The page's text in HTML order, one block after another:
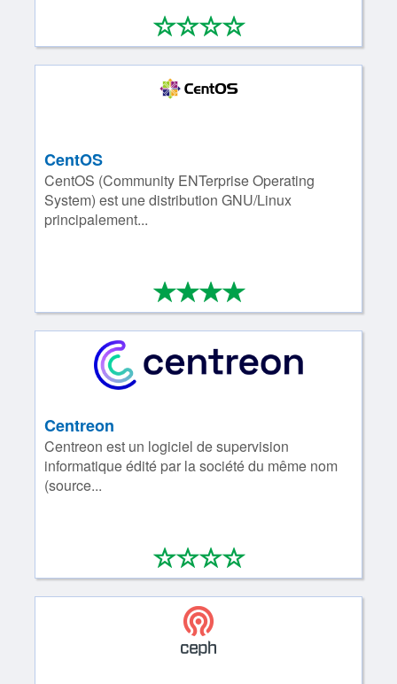
****
0/4
CentOS
CentOS (Community ENTerprise Operating
System) est une distribution GNU/Linux
principalement...
****
4/4
Centreon
Centreon est un logiciel de supervision
informatique édité par la société du même nom
(source...
****
0/4